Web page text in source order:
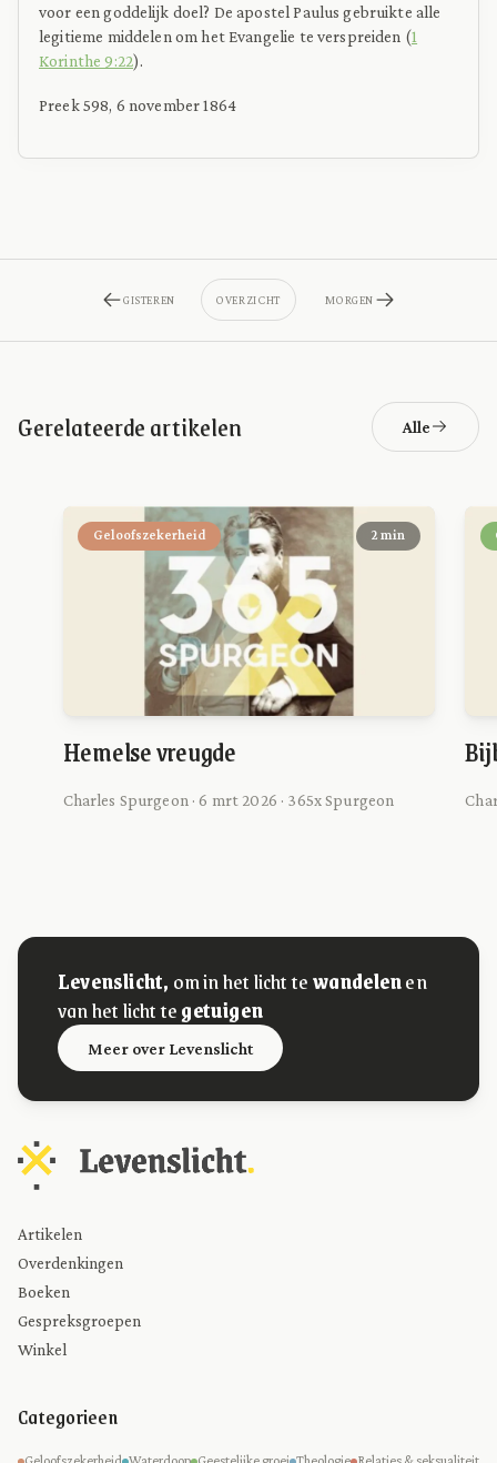
voor een goddelijk doel? De apostel Paulus gebruikte alle
legitieme middelen om het Evangelie te verspreiden (1
Korinthe 9:22).
Preek 598, 6 november 1864
GISTEREN OVERZICHT MORGEN
Gerelateerde artikelen Alle
Geloofszekerheid 2 min
Hemelse vreugde
Charles Spurgeon · 6 mrt 2026 · 365x Spurgeon
Levenslicht, om in het licht tewandelenen
van het licht tegetuigen
Meer over Levenslicht
Artikelen
Overdenkingen
Boeken
Gespreksgroepen
Winkel
Categorieen